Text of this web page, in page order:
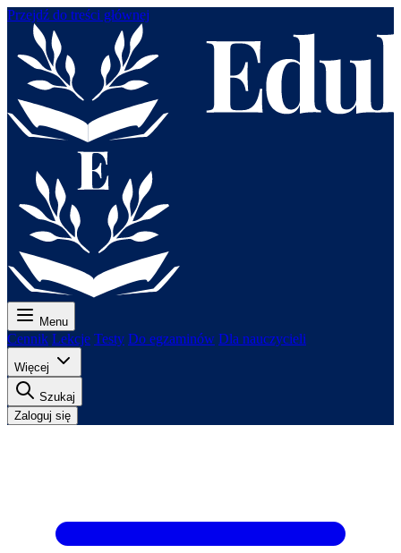
Przejdź do treści głównej
Menu
Cennik Lekcje Testy Do egzaminów Dla nauczycieli
Więcej
Szukaj
Zaloguj się